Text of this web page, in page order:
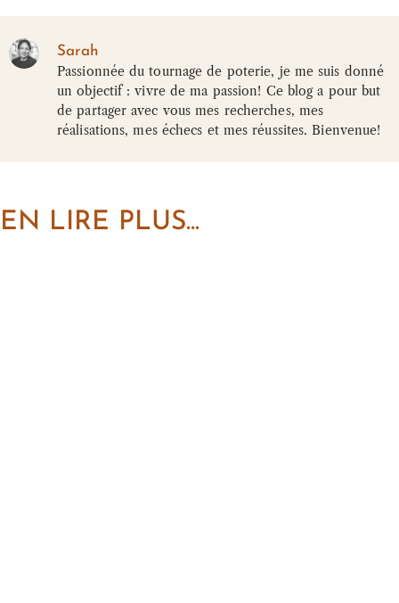
Sarah
Passionnée du tournage de poterie, je me suis donné
un objectif : vivre de ma passion! Ce blog a pour but
de partager avec vous mes recherches, mes
réalisations, mes échecs et mes réussites. Bienvenue!
EN LIRE PLUS...